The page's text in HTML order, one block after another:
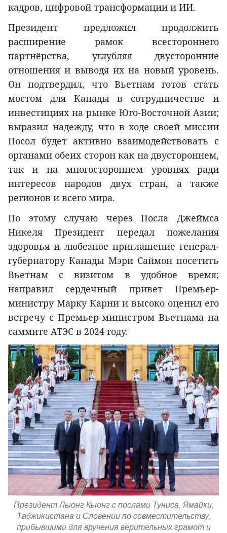
кадров, цифровой трансформации и ИИ.
Президент предложил продолжить
расширение рамок всестороннего
партнёрства, углубляя двусторонние
отношения и выводя их на новый уровень.
Он подтвердил, что Вьетнам готов стать
мостом для Канады в сотрудничестве и
инвестициях на рынке Юго-Восточной Азии;
выразил надежду, что в ходе своей миссии
Посол будет активно взаимодействовать с
органами обеих сторон как на двустороннем,
так и на многостороннем уровнях ради
интересов народов двух стран, а также
регионов и всего мира.
По этому случаю через Посла Джеймса
Никеля Президент передал пожелания
здоровья и любезное приглашение генерал-
губернатору Канады Мэри Саймон посетить
Вьетнам с визитом в удобное время;
направил сердечный привет Премьер-
министру Марку Карни и высоко оценил его
встречу с Премьер-министром Вьетнама на
саммите АТЭС в 2024 году.
Президент Лыонг Кыонг с послами Туниса, Ямайки,
Таджикистана и Словении по совместительству,
прибывшими для вручения верительных грамот и